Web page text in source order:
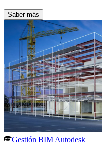
Saber más
Gestión BIM Autodesk